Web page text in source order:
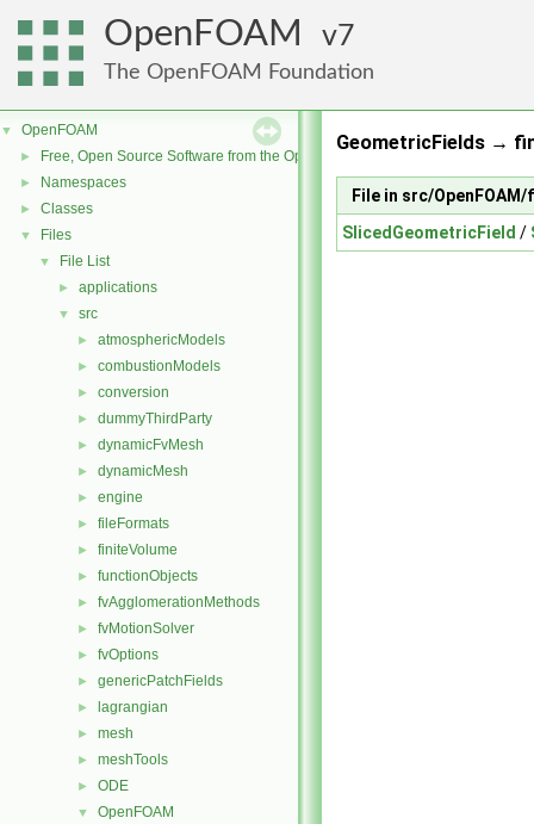
OpenFOAM 7
The OpenFOAM Foundation
▼ OpenFOAM
► Free, Open Source Software from the OpenFOAM Foundation
► Namespaces
► Classes
▼ Files
▼ File List
► applications
▼ src
► atmosphericModels
► combustionModels
► conversion
► dummyThirdParty
► dynamicFvMesh
► dynamicMesh
► engine
► fileFormats
► finiteVolume
► functionObjects
► fvAgglomerationMethods
► fvMotionSolver
► fvOptions
► genericPatchFields
► lagrangian
► mesh
► meshTools
► ODE
▼ OpenFOAM
GeometricFields →
File in src/
SlicedGeometricField /